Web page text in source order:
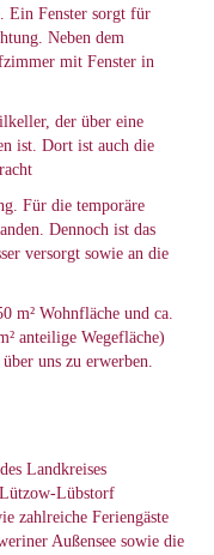
Ein Fenster sorgt für
Neben dem
mit Fenster in
der über eine
ist. Dort ist auch die
Für die temporäre
Dennoch ist das
versorgt sowie an die
m² Wohnfläche und ca.
anteilige Wegefläche)
uns zu erwerben.
Landkreises
Lübstorf
zahlreiche Feriengäste
Außensee sowie die